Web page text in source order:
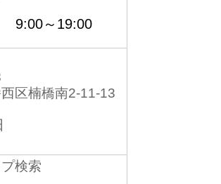
9:00～19:00
区楠橋南2-11-13
検索